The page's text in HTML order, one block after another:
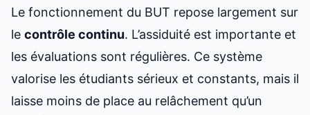
Le fonctionnement du BUT repose largement sur
le contrôle continu. L’assiduité est importante et
les évaluations sont régulières. Ce système
valorise les étudiants sérieux et constants, mais il
laisse moins de place au relâchement qu’un